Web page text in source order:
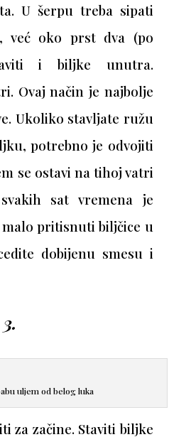
U šerpu treba sipati
već oko prst dva (po
i biljke unutra.
Ovaj način je najbolje
Ukoliko stavljate ružu
potrebno je odvojiti
se ostavi na tihoj vatri
sat vremena je
pritisnuti biljčice u
dobijenu smesu i
3.
uljem od belog luka
za začine. Staviti biljke